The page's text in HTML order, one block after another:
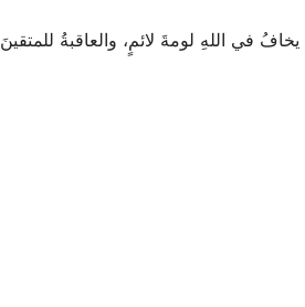
في اللهِ لومةَ لائمٍ، والعاقبةُ